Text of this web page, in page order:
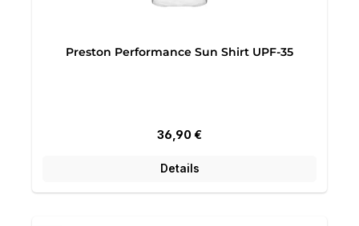
Preston Performance Sun Shirt UPF-35
Regulärer Preis:
36,90 €
Details